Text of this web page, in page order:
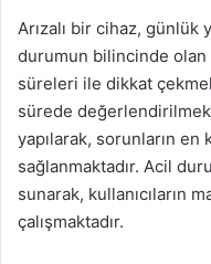
Arızalı bir cihaz, günlük
durumun bilincinde olan
süreleri ile dikkat
sürede
yapılarak, sorunların en
sağlanmaktadır. Acil
sunarak, kullanıcıların
çalışmaktadır.